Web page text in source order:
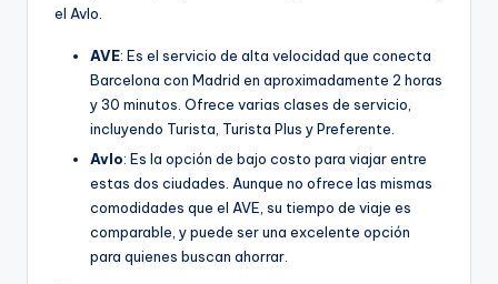
el Avlo.
AVE: Es el servicio de alta velocidad que conecta
Barcelona con Madrid en aproximadamente 2 horas
y 30 minutos. Ofrece varias clases de servicio,
incluyendo Turista, Turista Plus y Preferente.
Avlo: Es la opción de bajo costo para viajar entre
estas dos ciudades. Aunque no ofrece las mismas
comodidades que el AVE, su tiempo de viaje es
comparable, y puede ser una excelente opción
para quienes buscan ahorrar.